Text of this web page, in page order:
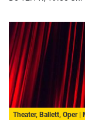
Theater, Ballett, Oper